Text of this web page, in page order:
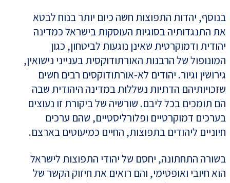
בנוסף, יהדות התפוצות חשה כיום יותר בנוח לבטא
את התנגדותיה בסוגיות העוסקות בישראל כמדינה
יהודית ודמוקרטית שאינן נוגעות לביטחון, כגון
המונופול של הרבנות האורתודוקסית בענייני נישואין,
גירושין וגיור. יהודים לא-אורתודוקסים רבים חשים
שזכויותיהם הדתיות נשללות במדינה היהודית שבה
הם תומכים בכל ליבם. שורשיה של ביקורת זו נעוצים
בערכים דמוקרטיים ופלורליסטיים, שהם ערכים
חיוניים ליהודים בתפוצות, החיים כמיעוטים בארצם.
בשורה התחתונה, יחסם של יהודי התפוצות לישראל
הוא חיובי ואופטימי, והם רואים את חיזוק הקשר של